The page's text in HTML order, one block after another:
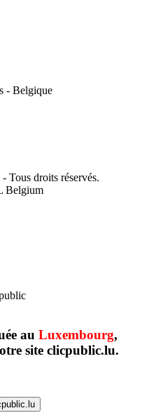
- Belgique
Tous droits réservés.
au Luxembourg,
site clicpublic.lu.